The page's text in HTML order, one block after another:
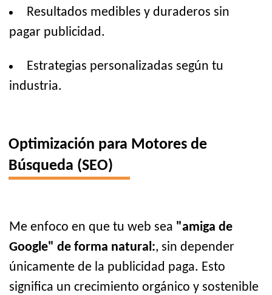
Resultados medibles y duraderos sin
pagar publicidad.
Estrategias personalizadas según tu
industria.
Optimización para Motores de
Búsqueda (SEO)
Me enfoco en que tu web sea "amiga de
Google" de forma natural:, sin depender
únicamente de la publicidad paga. Esto
significa un crecimiento orgánico y sostenible